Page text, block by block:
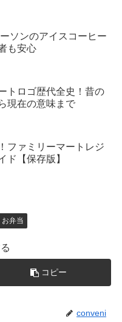
ーソンのアイスコーヒー
も安心
トロゴ歴代全史！昔の
現在の意味まで
ファミリーマートレジ
ド【保存版】
お弁当
コピー
conveni